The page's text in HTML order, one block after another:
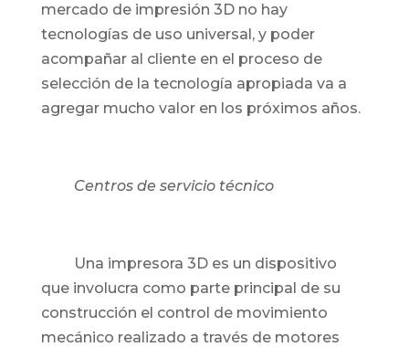
mercado de impresión 3D no hay
tecnologías de uso universal, y poder
acompañar al cliente en el proceso de
selección de la tecnología apropiada va a
agregar mucho valor en los próximos años.
Centros de servicio técnico
Una impresora 3D es un dispositivo
que involucra como parte principal de su
construcción el control de movimiento
mecánico realizado a través de motores